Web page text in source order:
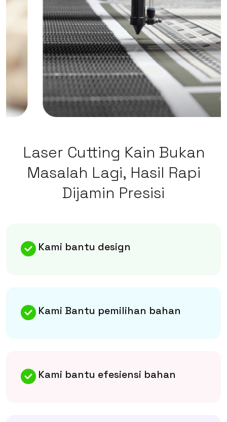
Laser Cutting Kain Bukan
Masalah Lagi, Hasil Rapi
Dijamin Presisi
Kami bantu design
Kami Bantu pemilihan bahan
Kami bantu efesiensi bahan